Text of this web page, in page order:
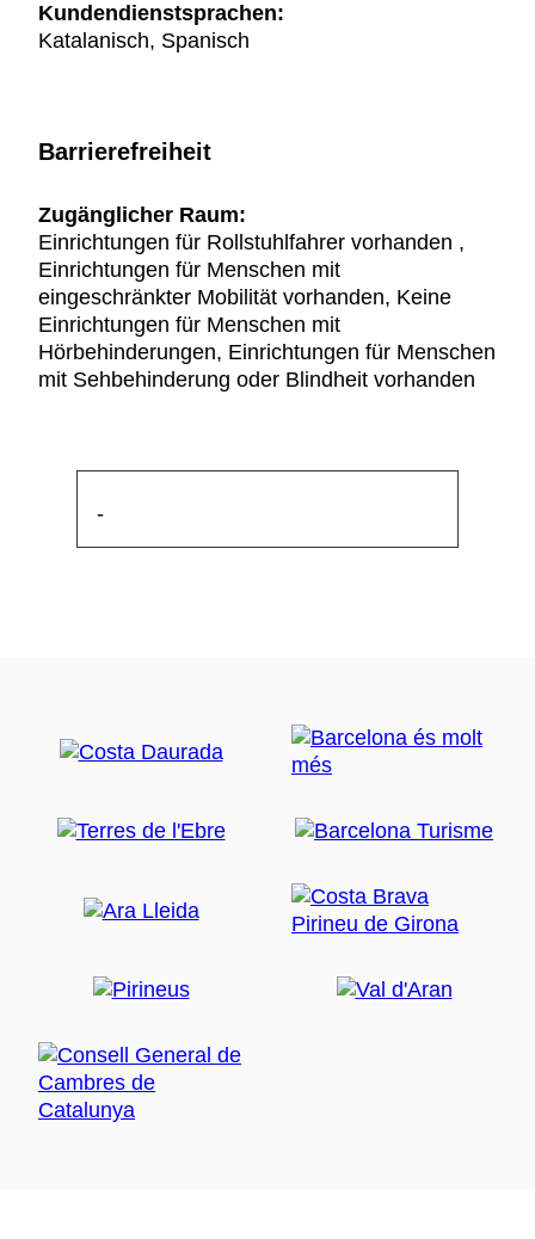
Kundendienstsprachen:
Katalanisch, Spanisch
Barrierefreiheit
Zugänglicher Raum:
Einrichtungen für Rollstuhlfahrer vorhanden ,
Einrichtungen für Menschen mit
eingeschränkter Mobilität vorhanden, Keine
Einrichtungen für Menschen mit
Hörbehinderungen, Einrichtungen für Menschen
mit Sehbehinderung oder Blindheit vorhanden
-